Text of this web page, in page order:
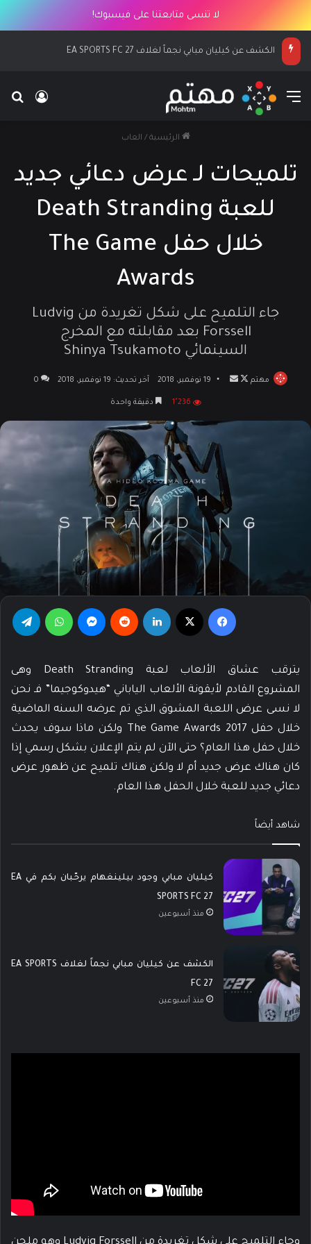
لا تنسى متابعتنا على فيسبوك!
الكشف عن كيليان مبابي نجماً لغلاف EA SPORTS FC 27
القائمة
الرئيسية / العاب
تلميحات لـ عرض دعائي جديد
للعبة Death Stranding
خلال حفل The Game
Awards
جاء التلميح على شكل تغريدة من Ludvig
Forssell بعد مقابلته مع المخرج
السينمائي Shinya Tsukamoto
مهتم
تابع أرسل 19 نوفمبر، 2018 آخر تحديث: 19 نوفمبر، 2018 0
1٬236 دقيقة واحدة
يترقب عشاق الألعاب لعبة Death Stranding وهى
المشروع القادم لأيقونة الألعاب الياباني “هيدوكوجيما” فـ نحن
لا نسى عرض اللعبة المشوق الذي تم عرضه السنه الماضية
خلال حفل The Game Awards 2017 ولكن ماذا سوف يحدث
خلال حفل هذا العام؟ حتى الآن لم يتم الإعلان بشكل رسمي إذا
كان هناك عرض جديد أم لا ولكن هناك تلميح عن ظهور عرض
دعائي جديد للعبة خلال الحفل هذا العام.
شاهد أيضاً
كيليان مبابي وجود بيلينغهام يرحّبان بكم في EA
SPORTS FC 27
منذ أسبوعين
الكشف عن كيليان مبابي نجماً لغلاف EA SPORTS
FC 27
منذ أسبوعين